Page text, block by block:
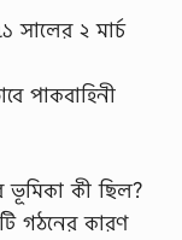
সালের ২ মার্চ
পাকবাহিনী
ভূমিকা কী ছিল?
গঠনের কারণ